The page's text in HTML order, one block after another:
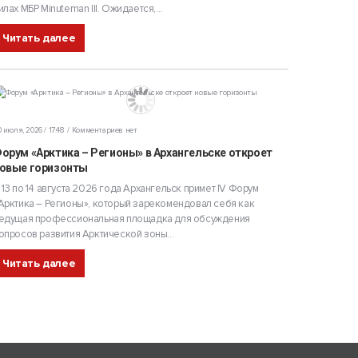
МБР Minuteman III. Ожидается,...
Читать далее
июля, 2026 / 17:48 Комментариев нет
«Арктика – Регионы» в Архангельске откроет
горизонты
по 14 августа 2026 года Архангельск примет IV Форум
– Регионы», который зарекомендовал себя как
профессиональная площадка для обсуждения
развития Арктической зоны...
Читать далее